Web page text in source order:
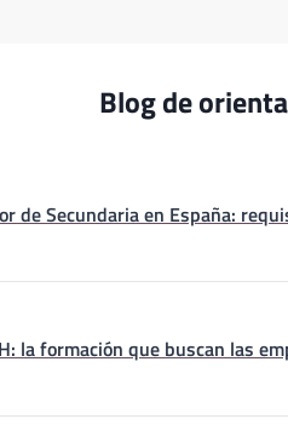
Blog de
de Secundaria en España:
la formación que buscan las